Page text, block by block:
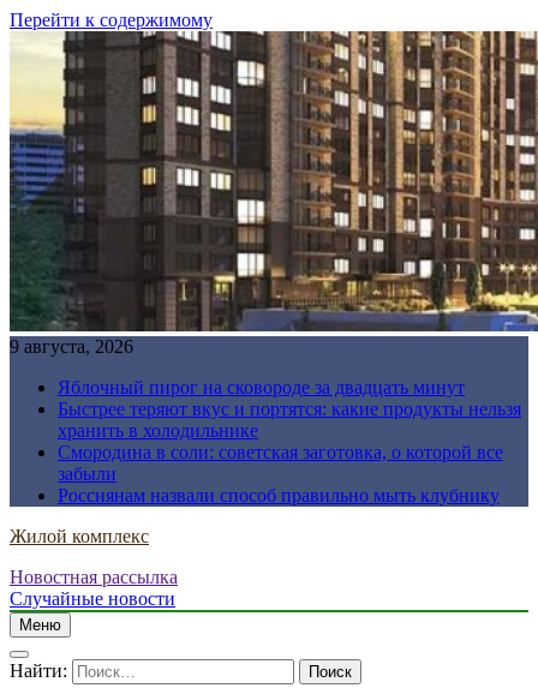
Перейти к содержимому
9 августа, 2026
Яблочный пирог на сковороде за двадцать минут
Быстрее теряют вкус и портятся: какие продукты нельзя
хранить в холодильнике
Смородина в соли: советская заготовка, о которой все
забыли
Россиянам назвали способ правильно мыть клубнику
Жилой комплекс
Новостная рассылка
Случайные новости
Меню
Найти: